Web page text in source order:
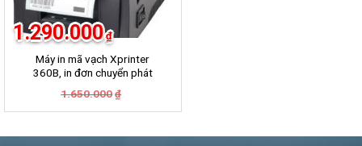
Máy in mã vạch Xprinter
360B, in đơn chuyển phát
VNpost, Best, J&T
1.650.000 ₫
là:
1.290.000 ₫
tại
1.290.000₫.